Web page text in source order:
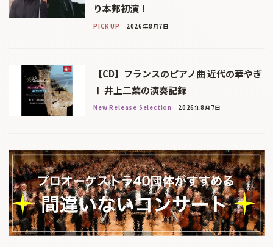
り本邦初演！
PICK UP 2026年8月7日
【CD】フランスのピアノ曲 近代の華やぎ
Ⅰ 井上二葉の演奏記録
New Release Selection 2026年8月7日